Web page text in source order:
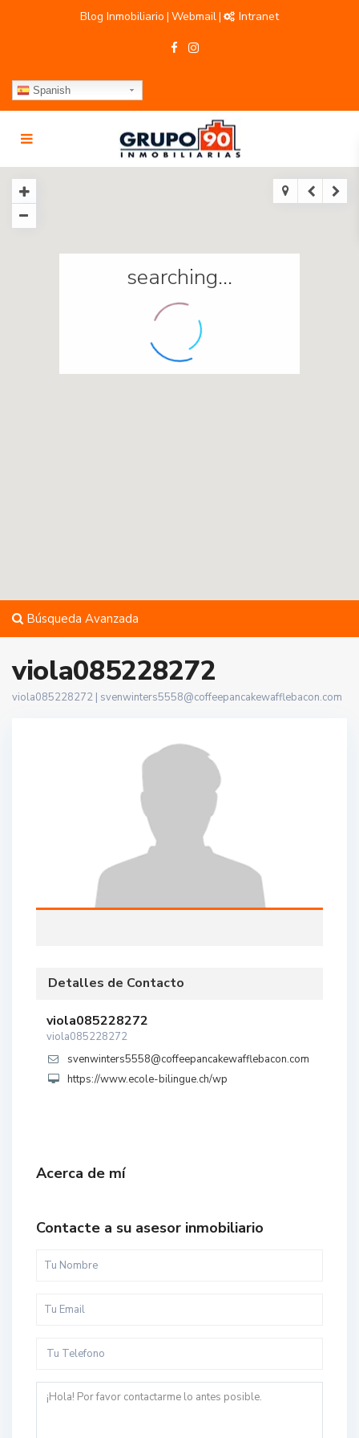
Blog Inmobiliario | Webmail| Intranet
Spanish
searching...
Búsqueda Avanzada
viola085228272
viola085228272 | svenwinters5558@coffeepancakewafflebacon.com
Detalles de Contacto
viola085228272
viola085228272
svenwinters5558@coffeepancakewafflebacon.com
https://www.ecole-bilingue.ch/wp
Acerca de mí
Contacte a su asesor inmobiliario